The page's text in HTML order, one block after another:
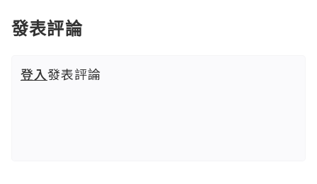
發表評論
登入發表評論